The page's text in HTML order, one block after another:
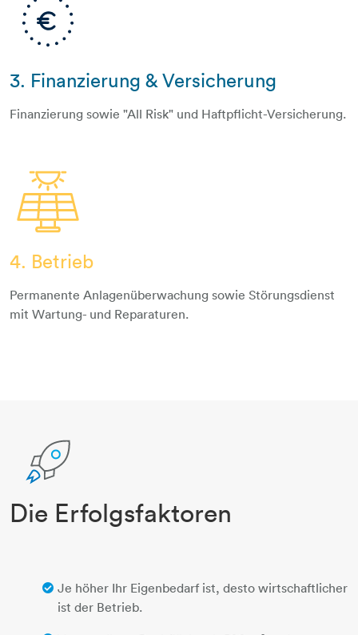
euro-punktkreis
3. Finanzierung & Versicherung
Finanzierung sowie "All Risk" und Haftpflicht-Versicherung.
4. Betrieb
Permanente Anlagenüberwachung sowie Störungsdienst
mit Wartung- und Reparaturen.
rakete
Die Erfolgsfaktoren
Je höher Ihr Eigenbedarf ist, desto wirtschaftlicher
ist der Betrieb.